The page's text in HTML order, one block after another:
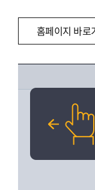
홈페이지 바로